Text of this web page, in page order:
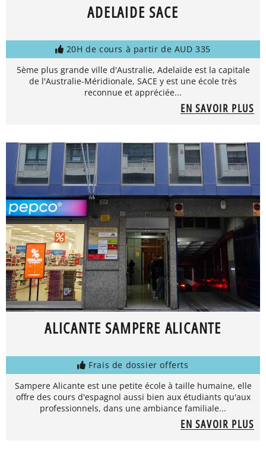
ADELAIDE SACE
20H de cours à partir de AUD 335
5ème plus grande ville d'Australie, Adelaïde est la capitale
de l'Australie-Méridionale, SACE y est une école très
reconnue et appréciée...
EN SAVOIR PLUS
ALICANTE SAMPERE ALICANTE
Frais de dossier offerts
Sampere Alicante est une petite école à taille humaine, elle
offre des cours d'espagnol aussi bien aux étudiants qu'aux
professionnels, dans une ambiance familiale...
EN SAVOIR PLUS